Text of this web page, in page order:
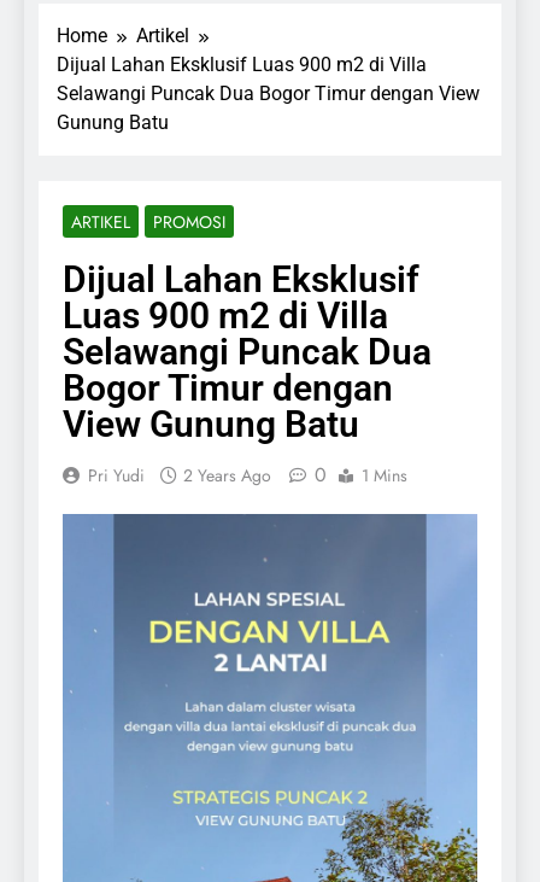
Home
Artikel
Dijual Lahan Eksklusif Luas 900 m2 di Villa
Selawangi Puncak Dua Bogor Timur dengan View
Gunung Batu
ARTIKEL PROMOSI
Dijual Lahan Eksklusif
Luas 900 m2 di Villa
Selawangi Puncak Dua
Bogor Timur dengan
View Gunung Batu
Pri Yudi 2 Years Ago 0 1 Mins